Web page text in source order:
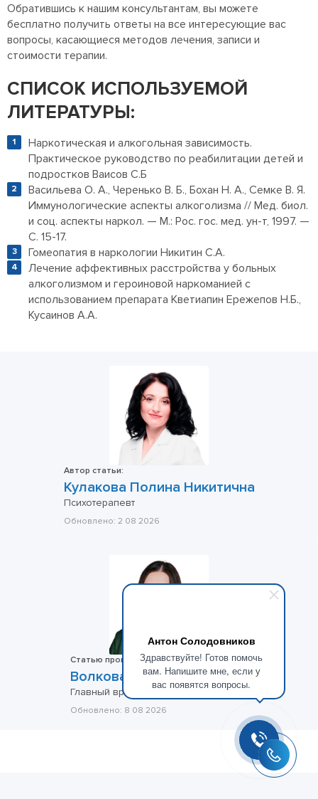
Антон Солодовников
Здравствуйте! Готов помочь
вам. Напишите мне, если у
вас появятся вопросы.
Обратившись к нашим консультантам, вы можете
бесплатно получить ответы на все интересующие вас
вопросы, касающиеся методов лечения, записи и
стоимости терапии.
СПИСОК ИСПОЛЬЗУЕМОЙ
ЛИТЕРАТУРЫ:
Наркотическая и алкогольная зависимость.
Практическое руководство по реабилитации детей и
подростков Ваисов С.Б
Васильева О. А., Черенько В. Б., Бохан Н. А., Семке В. Я.
Иммунологические аспекты алкоголизма // Мед. биол.
и соц. аспекты наркол. — М.: Рос. гос. мед. ун-т, 1997. —
С. 15-17.
Гомеопатия в наркологии Никитин С.А.
Лечение аффективных расстройства у больных
алкоголизмом и героиновой наркоманией с
использованием препарата Кветиапин Ережепов Н.Б.,
Кусаинов А.А.
Автор статьи:
Кулакова Полина Никитична
Психотерапевт
Обновлено: 2 08 2026
Статью проверил:
Волкова Арина Андреевна
Главный врач, Психиатр-нарколог
Обновлено: 8 08 2026